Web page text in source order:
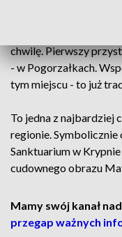
chwilę. Pierwszy
- w Pogorzałkach.
tym miejscu - to już
To jedna z najbardziej
regionie.
Sanktuarium w
cudownego obrazu
Mamy swój kanał
przegap ważnych